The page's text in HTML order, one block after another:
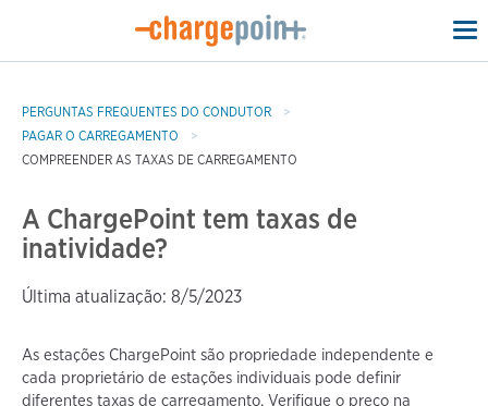
PERGUNTAS FREQUENTES DO CONDUTOR
PAGAR O CARREGAMENTO
COMPREENDER AS TAXAS DE CARREGAMENTO
A ChargePoint tem taxas de
inatividade?
Última atualização: 8/5/2023
As estações ChargePoint são propriedade independente e
cada proprietário de estações individuais pode definir
diferentes taxas de carregamento. Verifique o preço na